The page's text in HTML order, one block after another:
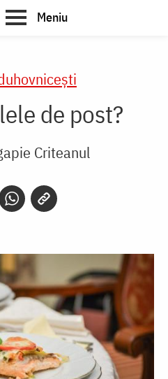
Meniu
de post?
Criteanul